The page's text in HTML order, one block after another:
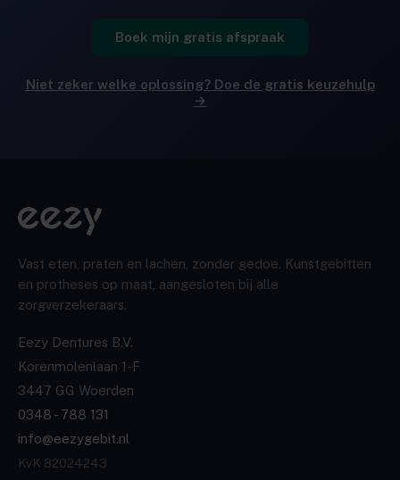
Boek mijn gratis afspraak
Niet zeker welke oplossing? Doe de gratis keuzehulp
→
Vast eten, praten en lachen, zonder gedoe. Kunstgebitten
en protheses op maat, aangesloten bij alle
zorgverzekeraars.
Eezy Dentures B.V.
Korenmolenlaan 1-F
3447 GG Woerden
0348 - 788 131
info@eezygebit.nl
KvK 82024243